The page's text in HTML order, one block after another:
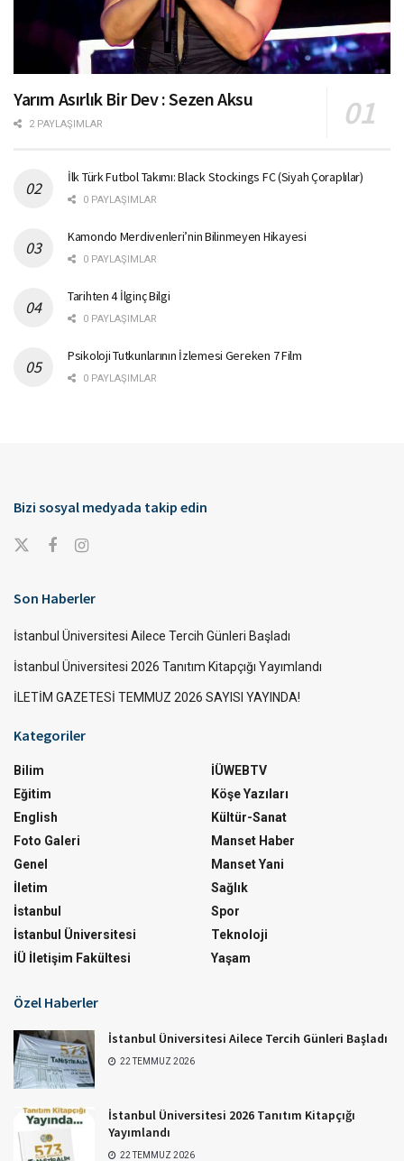
Yarım Asırlık Bir Dev : Sezen Aksu
2 PAYLAŞIMLAR
İlk Türk Futbol Takımı: Black Stockings FC (Siyah Çoraplılar)
0 PAYLAŞIMLAR
Kamondo Merdivenleri’nin Bilinmeyen Hikayesi
0 PAYLAŞIMLAR
Tarihten 4 İlginç Bilgi
0 PAYLAŞIMLAR
Psikoloji Tutkunlarının İzlemesi Gereken 7 Film
0 PAYLAŞIMLAR
Bizi sosyal medyada takip edin
Son Haberler
İstanbul Üniversitesi Ailece Tercih Günleri Başladı
İstanbul Üniversitesi 2026 Tanıtım Kitapçığı Yayımlandı
İLETİM GAZETESİ TEMMUZ 2026 SAYISI YAYINDA!
Kategoriler
Bilim
Eğitim
English
Foto Galeri
Genel
İletim
İstanbul
İstanbul Üniversitesi
İÜ İletişim Fakültesi
İÜWEBTV
Köşe Yazıları
Kültür-Sanat
Manset Haber
Manset Yani
Sağlık
Spor
Teknoloji
Yaşam
Özel Haberler
İstanbul Üniversitesi Ailece Tercih Günleri Başladı
22 TEMMUZ 2026
İstanbul Üniversitesi 2026 Tanıtım Kitapçığı
Yayımlandı
22 TEMMUZ 2026